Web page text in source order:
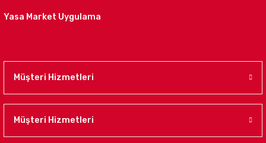
Müşteri Hizmetleri
Müşteri Hizmetleri
Yasa Market Uygulama